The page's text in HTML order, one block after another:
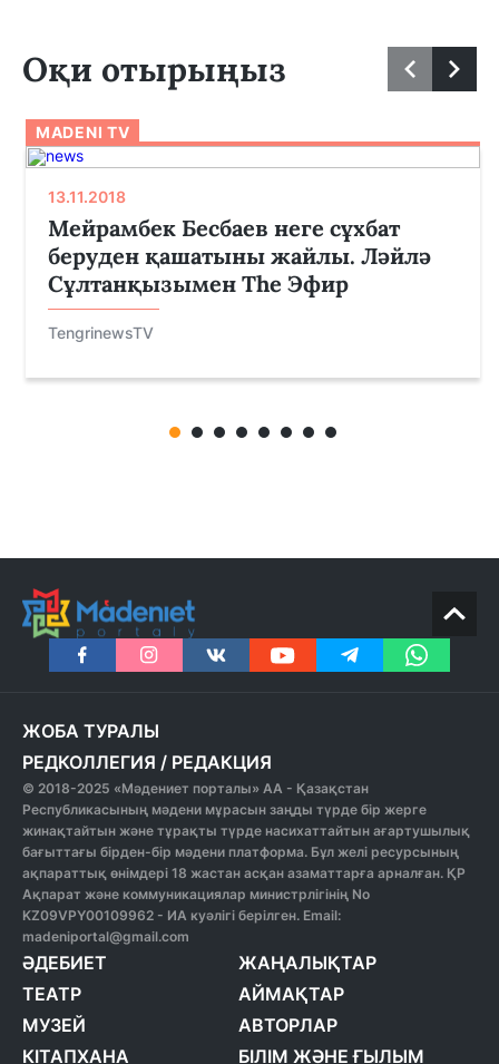
Оқи отырыңыз
MADENI TV
13.11.2018
Мейрамбек Бесбаев неге сұхбат
беруден қашатыны жайлы. Ләйлә
Сұлтанқызымен The Эфир
TengrinewsTV
ЖОБА ТУРАЛЫ
РЕДКОЛЛЕГИЯ / РЕДАКЦИЯ
© 2018-2025 «Мәдениет порталы» АА - Қазақстан
Республикасының мәдени мұрасын заңды түрде бір жерге
жинақтайтын және тұрақты түрде насихаттайтын ағартушылық
бағыттағы бірден-бір мәдени платформа. Бұл желі ресурсының
ақпараттық өнімдері 18 жастан асқан азаматтарға арналған. ҚР
Ақпарат және коммуникациялар министрлігінің No
KZ09VPY00109962 - ИА куәлігі берілген. Email:
madeniportal@gmail.com
ӘДЕБИЕТ
ТЕАТР
МУЗЕЙ
КІТАПХАНА
ЖАҢАЛЫҚТАР
АЙМАҚТАР
АВТОРЛАР
БІЛІМ ЖӘНЕ ҒЫЛЫМ